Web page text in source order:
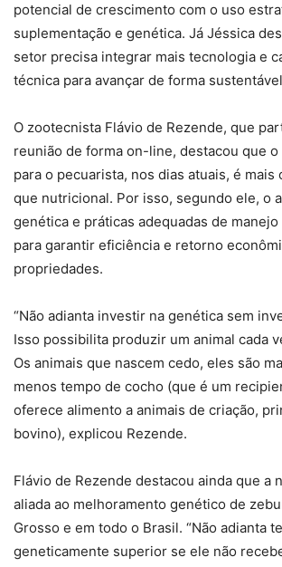
potencial de crescimento com o uso
suplementação e genética. Já Jéssica
setor precisa integrar mais tecnologia e
técnica para avançar de forma
O zootecnista Flávio de Rezende, que
reunião de forma on-line, destacou que
para o pecuarista, nos dias atuais, é mais
que nutricional. Por isso, segundo ele, o
genética e práticas adequadas de
para garantir eficiência e retorno
propriedades.
“Não adianta investir na genética sem
Isso possibilita produzir um animal cada
Os animais que nascem cedo, eles são
menos tempo de cocho (que é um
oferece alimento a animais de criação,
bovino), explicou Rezende.
Flávio de Rezende destacou ainda que a
aliada ao melhoramento genético de
Grosso e em todo o Brasil. “Não adianta
geneticamente superior se ele não